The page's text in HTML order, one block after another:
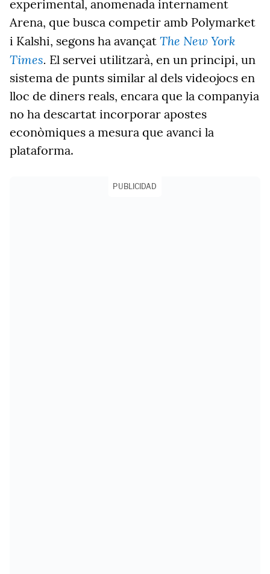
experimental, anomenada internament
Arena, que busca competir amb Polymarket
i Kalshi, segons ha avançat The New York
Times. El servei utilitzarà, en un principi, un
sistema de punts similar al dels videojocs en
lloc de diners reals, encara que la companyia
no ha descartat incorporar apostes
econòmiques a mesura que avanci la
plataforma.
PUBLICIDAD